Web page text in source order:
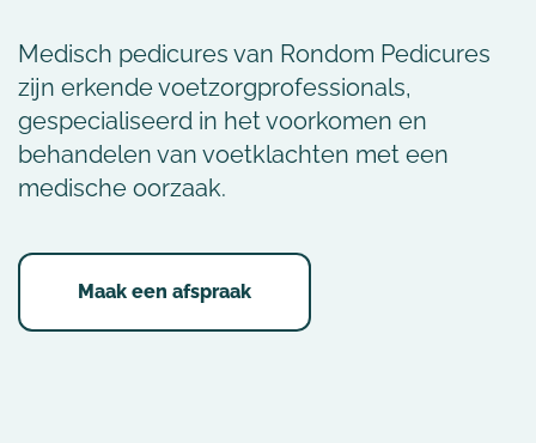
Medisch pedicures van Rondom Pedicures
zijn erkende voetzorgprofessionals,
gespecialiseerd in het voorkomen en
behandelen van voetklachten met een
medische oorzaak.
Maak een afspraak